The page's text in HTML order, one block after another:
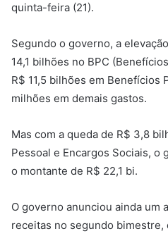
quinta-feira (21).
Segundo o governo, a
14,1 bilhões no BPC
R$ 11,5 bilhões em Benefícios
milhões em demais gastos.
Mas com a queda de R$ 3,8
Pessoal e Encargos Sociais​,
o montante de R$ 22,1 bi.
O governo anunciou ainda um
receitas no segundo bimestre,